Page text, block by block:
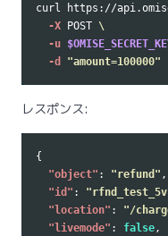
curl https://
-X POST \
-u
-d
"amount=100000"
レスポンス:
{
"object" : "refund" ,
"id" :
"location" :
"/
"livemode" : false,